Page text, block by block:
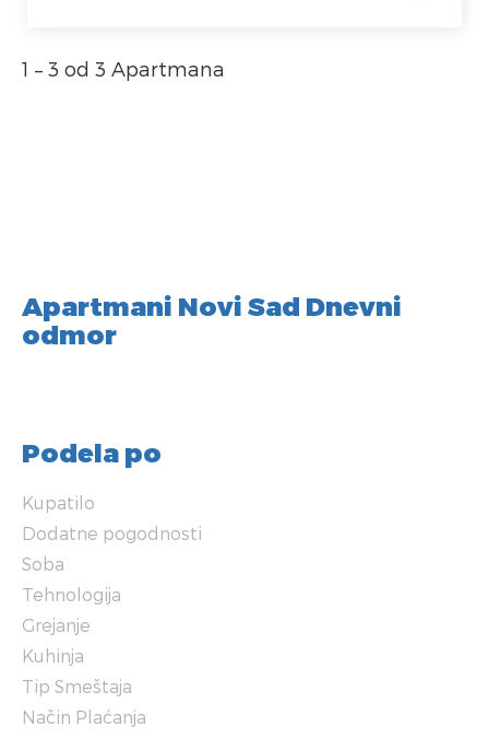
1 – 3 od 3 Apartmana
Apartmani Novi Sad Dnevni
odmor
Podela po
Kupatilo
Dodatne pogodnosti
Soba
Tehnologija
Grejanje
Kuhinja
Tip Smeštaja
Način Plaćanja